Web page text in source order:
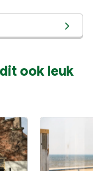
hoe
ook leuk